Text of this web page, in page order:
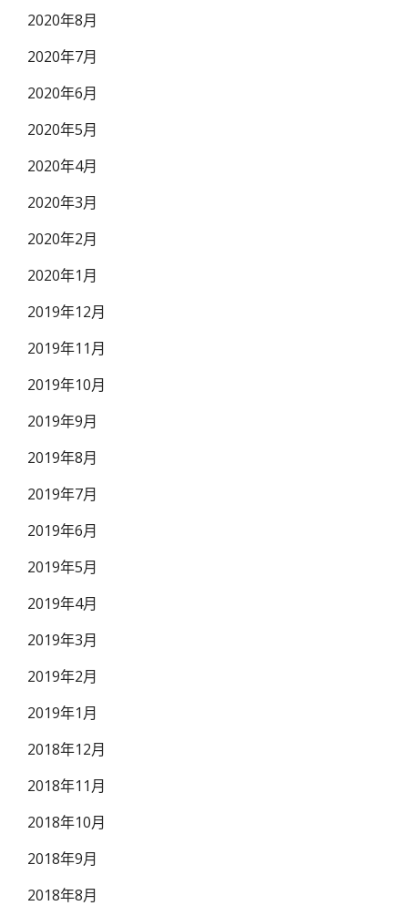
2020年8月
2020年7月
2020年6月
2020年5月
2020年4月
2020年3月
2020年2月
2020年1月
2019年12月
2019年11月
2019年10月
2019年9月
2019年8月
2019年7月
2019年6月
2019年5月
2019年4月
2019年3月
2019年2月
2019年1月
2018年12月
2018年11月
2018年10月
2018年9月
2018年8月